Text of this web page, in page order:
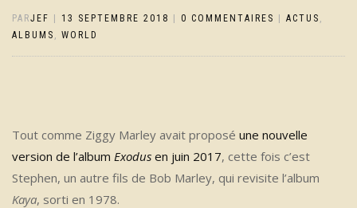
PARJEF 13 SEPTEMBRE 2018 0 COMMENTAIRES ACTUS ,
ALBUMS , WORLD
Tout comme Ziggy Marley avait proposé une nouvelle
version de l’album Exodus en juin 2017, cette fois c’est
Stephen, un autre fils de Bob Marley, qui revisite l’album
Kaya, sorti en 1978.